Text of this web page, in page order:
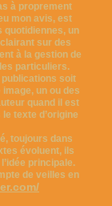
à proprement
mon avis, est
quotidiennes, un
sur des
à la gestion de
particuliers.
publications soit
un ou des
quand il est
texte d’origine
toujours dans
évoluent, ils
principale.
de veilles en